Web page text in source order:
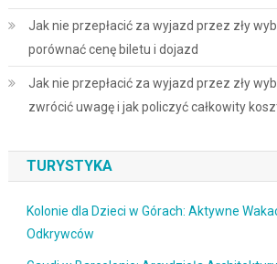
Jak nie przepłacić za wyjazd przez zły
porównać cenę biletu i dojazd
Jak nie przepłacić za wyjazd przez zły
zwrócić uwagę i jak policzyć całkowity
TURYSTYKA
Kolonie dla Dzieci w Górach: Aktywne
Odkrywców